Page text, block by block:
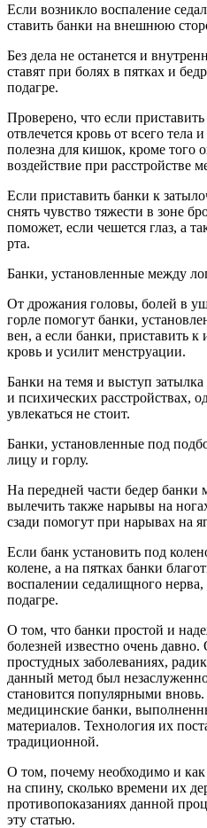
Если возникло воспаление
ставить банки на внешнюю
Без дела не останется и
ставят при болях в пятках и
подагре.
Проверено, что если
отвлечется кровь от всего тела
полезна для кишок, кроме того
воздействие при расстройстве
Если приставить банки к
снять чувство тяжести в зоне
поможет, если чешется глаз, а
рта.
Банки, установленные между
От дрожания головы, болей в
горле помогут банки,
вен, а если банки, приставить к
кровь и усилит менструации.
Банки на темя и выступ
и психических расстройствах,
увлекаться не стоит.
Банки, установленные под
лицу и горлу.
На передней части бедер банки
вылечить также нарывы на
сзади помогут при нарывах на
Если банк установить под
колене, а на пятках банки
воспалении седалищного
подагре.
О том, что банки простой и
болезней известно очень
простудных заболеваниях,
данный метод был
становится популярными
медицинские банки,
материалов. Технология их
традиционной.
О том, почему необходимо и
на спину, сколько времени их
противопоказаниях данной
эту статью.